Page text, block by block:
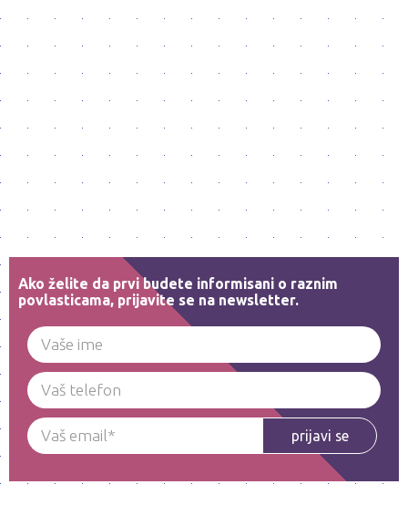
Ako želite da prvi budete informisani o raznim
povlasticama, prijavite se na newsletter.
prijavi se